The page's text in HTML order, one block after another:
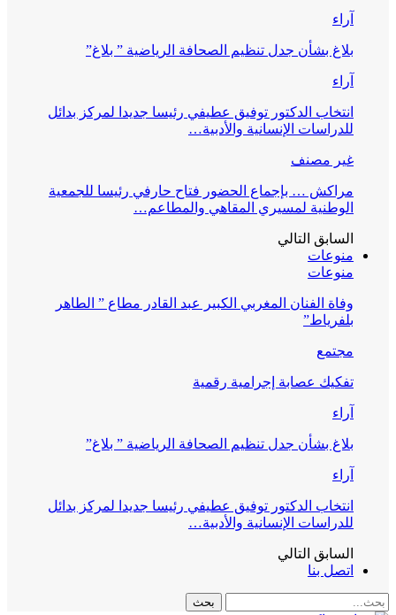
آراء
بلاغ بشأن جدل تنظيم الصحافة الرياضية ” بلاغ”
آراء
انتخاب الدكتور توفيق عطيفي رئيسا جديدا لمركز بدائل
للدراسات الإنسانية والأدبية…
غير مصنف
مراكش … بإجماع الحضور فتاح حارفي رئيسا للجمعية
الوطنية لمسيري المقاهي والمطاعم…
السابق التالي
منوعات
منوعات
وفاة الفنان المغربي الكبير عبد القادر مطاع ” الطاهر
بلفرياط”
مجتمع
تفكيك عصابة إجرامية رقمية
آراء
بلاغ بشأن جدل تنظيم الصحافة الرياضية ” بلاغ”
آراء
انتخاب الدكتور توفيق عطيفي رئيسا جديدا لمركز بدائل
للدراسات الإنسانية والأدبية…
السابق التالي
اتصل بنا